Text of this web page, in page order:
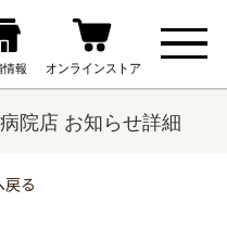
院店 お知らせ詳細
る